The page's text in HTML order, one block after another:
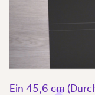
Ein 45,6 cm